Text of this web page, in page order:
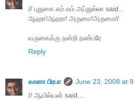
// புதுகை.எம்.எம்.அப்துல்லா said...
ஆஹா!ஆஹா! அருமை!அருமை//
வருகைக்கு நன்றி நண்பரே
Reply
கானா பிரபா
June 23, 2008 at
// ஆயில்யன் said...